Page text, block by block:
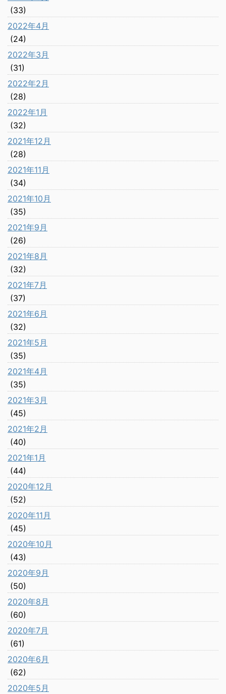
(33)
2022年4月
(24)
2022年3月
(31)
2022年2月
(28)
2022年1月
(32)
2021年12月
(28)
2021年11月
(34)
2021年10月
(35)
2021年9月
(26)
2021年8月
(32)
2021年7月
(37)
2021年6月
(32)
2021年5月
(35)
2021年4月
(35)
2021年3月
(45)
2021年2月
(40)
2021年1月
(44)
2020年12月
(52)
2020年11月
(45)
2020年10月
(43)
2020年9月
(50)
2020年8月
(60)
2020年7月
(61)
2020年6月
(62)
2020年5月